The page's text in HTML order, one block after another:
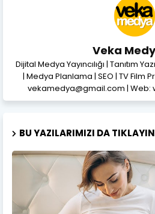
Veka
Dijital Medya Yayıncılığı | Tanıtım
| Medya Planlama | SEO | TV Film
vekamedya@gmail.com |
BU YAZILARIMIZI DA TIKLAYIN